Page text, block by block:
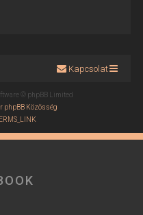
Kapcsolat
© phpBB Limited
phpBB Közösség